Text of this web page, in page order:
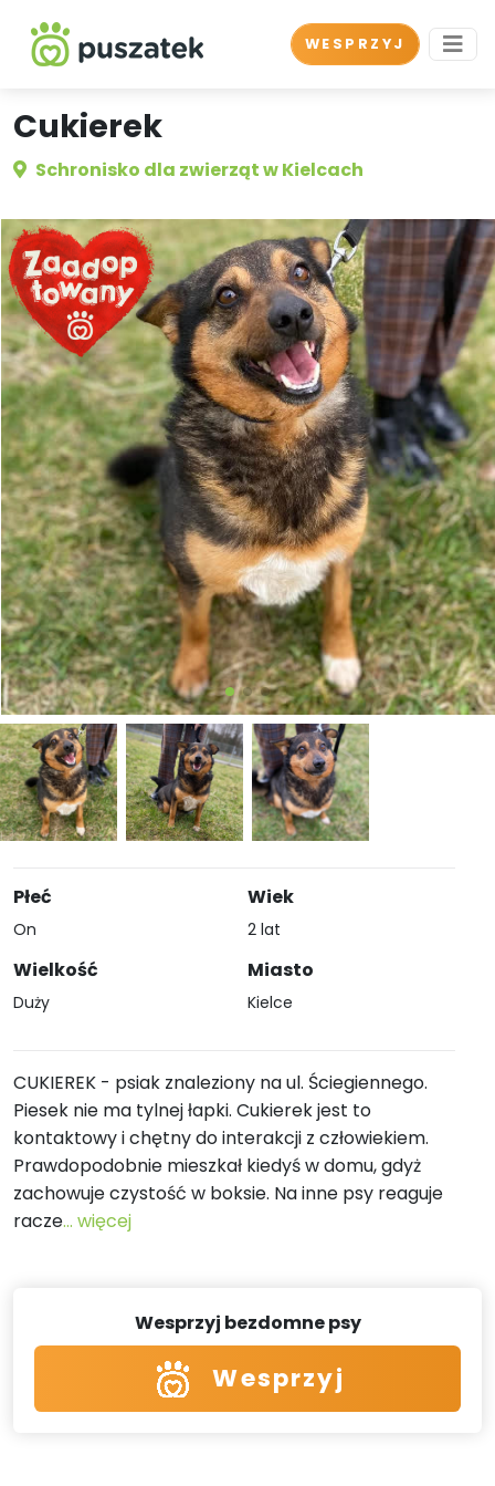
WESPRZYJ
Cukierek
Schronisko dla zwierząt w Kielcach
Płeć
On
Wielkość
Duży
Wiek
2 lat
Miasto
Kielce
CUKIEREK - psiak znaleziony na ul. Ściegiennego.
Piesek nie ma tylnej łapki. Cukierek jest to
kontaktowy i chętny do interakcji z człowiekiem.
Prawdopodobnie mieszkał kiedyś w domu, gdyż
zachowuje czystość w boksie. Na inne psy reaguje
racze... więcej
Wesprzyj bezdomne psy
Wesprzyj